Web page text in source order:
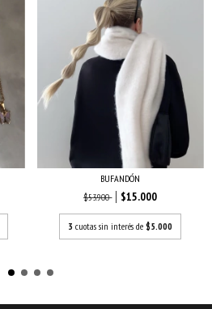
BUFANDÓN
$53.900
$15.000
3 cuotas sin interés de$5.000